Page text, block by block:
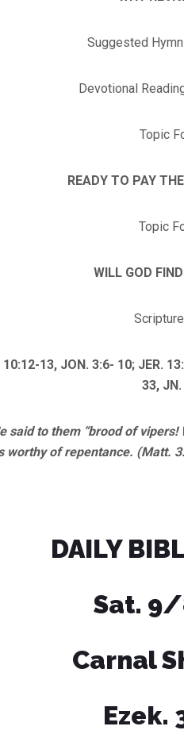
Suggested
Devotional
Topic
READY TO PAY
Topic
WILL GOD
13, JON. 3:6- 10; JER.
33,
to them “brood of
worthy of repentance. (Matt.
DAILY
Sat.
Carnal
Ezek.